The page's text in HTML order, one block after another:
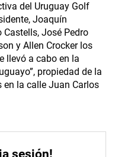
del Uruguay Golf
Joaquín
José Pedro
y Allen Crocker los
llevó a cabo en la
propiedad de la
la calle Juan Carlos
sesión!